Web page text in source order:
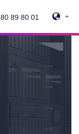
89 80 01